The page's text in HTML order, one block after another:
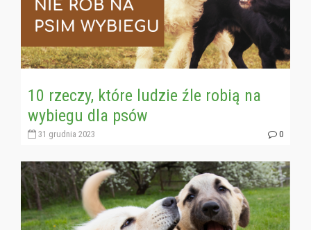
10 rzeczy, które ludzie źle robią na
wybiegu dla psów
31 grudnia 2023 0